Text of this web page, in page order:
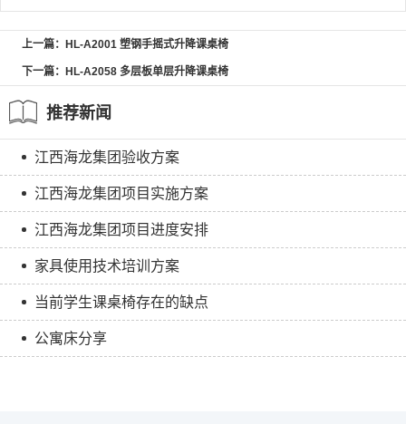
上一篇：HL-A2001 塑钢手摇式升降课桌椅
下一篇：HL-A2058 多层板单层升降课桌椅
推荐新闻
江西海龙集团验收方案
江西海龙集团项目实施方案
江西海龙集团项目进度安排
家具使用技术培训方案
当前学生课桌椅存在的缺点
公寓床分享